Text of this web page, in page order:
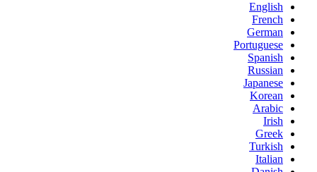
English
French
German
Portuguese
Spanish
Russian
Japanese
Korean
Arabic
Irish
Greek
Turkish
Italian